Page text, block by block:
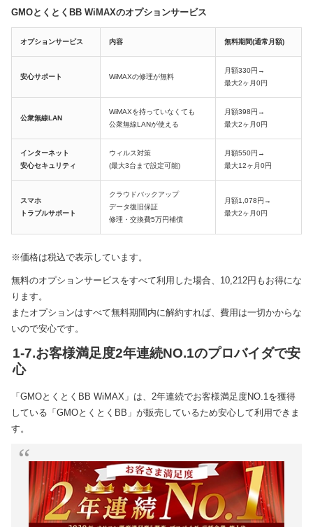
GMOとくとくBB WiMAXのオプションサービス
オプションサービス 内容 無料期間(通常月額)
安心サポート WiMAXの修理が無料
月額330円→
最大2ヶ月0円
公衆無線LAN
WiMAXを持っていなくても
公衆無線LANが使える
月額398円→
最大2ヶ月0円
インターネット
安心セキュリティ
ウィルス対策
(最大3台まで設定可能)
月額550円→
最大12ヶ月0円
スマホ
トラブルサポート
クラウドバックアップ
データ復旧保証
修理・交換費5万円補償
月額1,078円→
最大2ヶ月0円
※価格は税込で表示しています。
無料のオプションサービスをすべて利用した場合、10,212円もお得にな
ります。
またオプションはすべて無料期間内に解約すれば、費用は一切かからな
いので安心です。
1-7.お客様満足度2年連続NO.1のプロバイダで安
心
「GMOとくとくBB WiMAX」は、2年連続でお客様満足度NO.1を獲得
している「GMOとくとくBB」が販売しているため安心して利用できま
す。